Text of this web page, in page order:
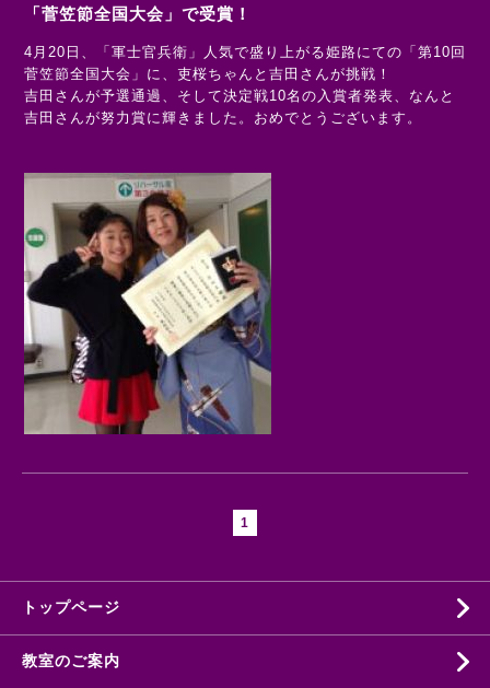
「菅笠節全国大会」で受賞！
4 月 20 日、「軍士官兵衛」人気で盛り上がる姫路にての「第10 回
菅笠節全国大会」に、吏桜ちゃんと吉田さんが挑戦！
吉田さんが予選通過、そして決定戦10名の入賞者発表、なんと
吉田さんが努力賞に輝きました。おめでとうございます。
1
トップページ
教室のご案内